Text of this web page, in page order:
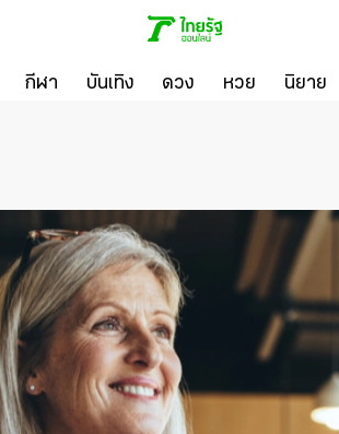
กีฬา บันเทิง ดวง หวย นิยาย